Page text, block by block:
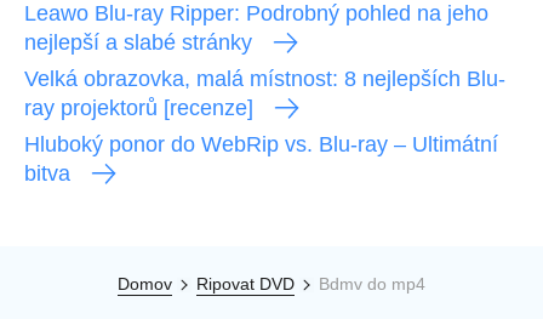
Leawo Blu-ray Ripper: Podrobný pohled na jeho
nejlepší a slabé stránky
Velká obrazovka, malá místnost: 8 nejlepších Blu-
ray projektorů [recenze]
Hluboký ponor do WebRip vs. Blu-ray – Ultimátní
bitva
Domov Ripovat DVD Bdmv do mp4